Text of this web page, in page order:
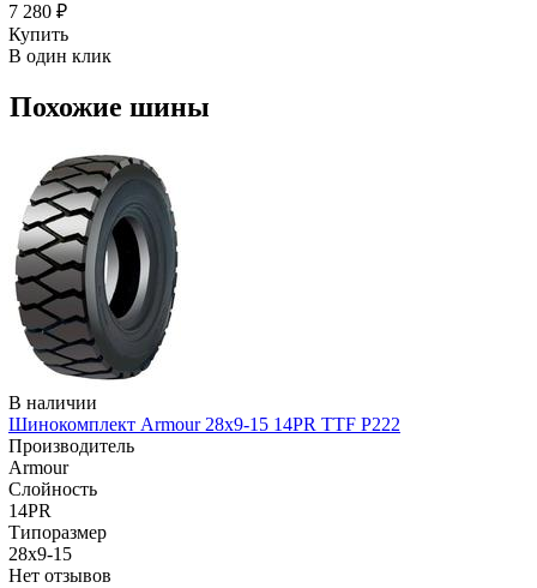
7 280 ₽
Купить
В один клик
Похожие шины
В наличии
Шинокомплект Armour 28x9-15 14PR TTF P222
Производитель
Armour
Слойность
14PR
Типоразмер
28x9-15
Нет отзывов